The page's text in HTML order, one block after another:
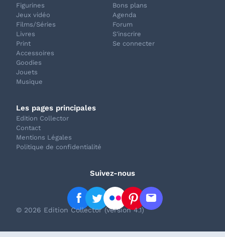
Figurines
Jeux vidéo
Films/Séries
Livres
Print
Accessoires
Goodies
Jouets
Musique
Bons plans
Agenda
Forum
S'inscrire
Se connecter
Les pages principales
Edition Collector
Contact
Mentions Légales
Politique de confidentialité
Suivez-nous
© 2026 Edition Collector (version 4.1)